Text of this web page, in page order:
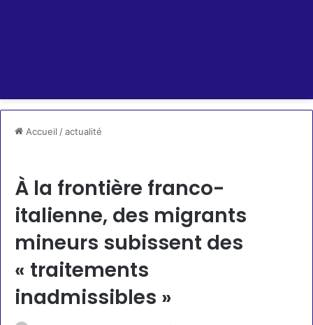
Accueil /actualité
À la frontière franco-
italienne, des migrants
mineurs subissent des
« traitements
inadmissibles »